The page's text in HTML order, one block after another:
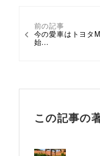
前の記事
今の愛車はトヨタ
始…
この記事の